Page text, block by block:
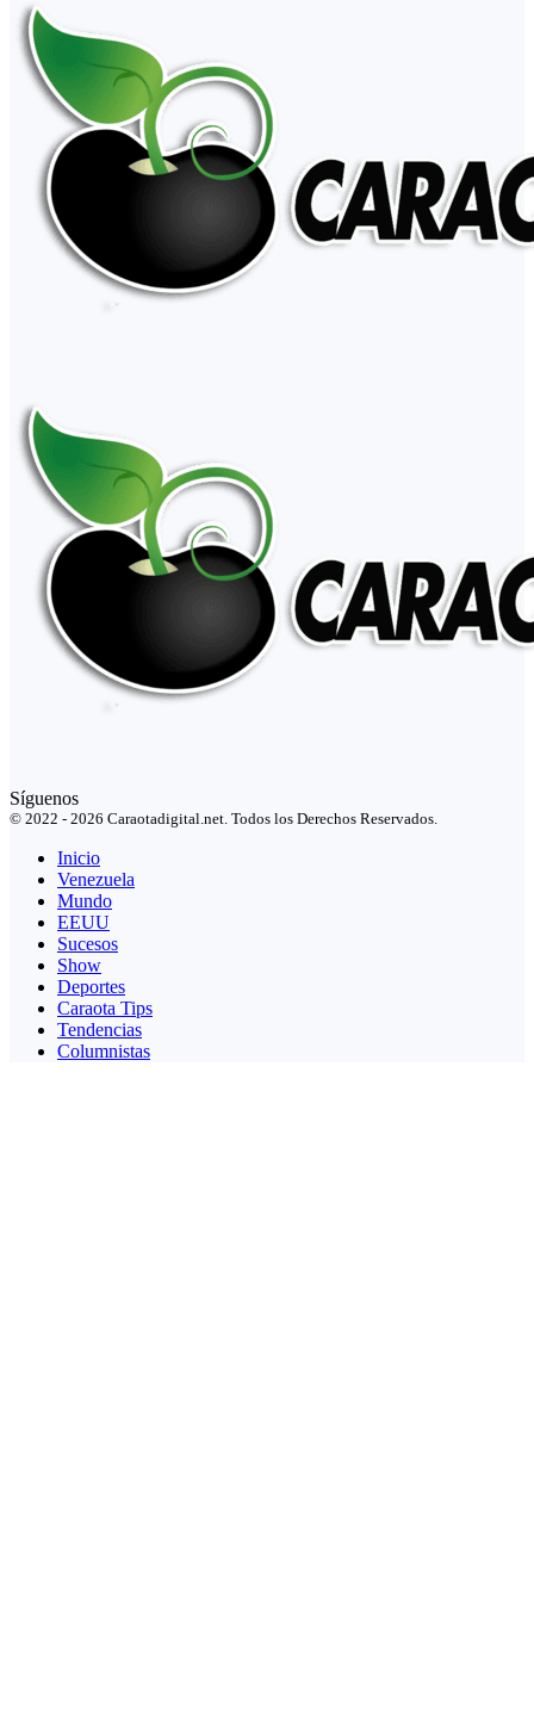
Síguenos
© 2022 - 2026 Caraotadigital.net. Todos los Derechos Reservados.
Inicio
Venezuela
Mundo
EEUU
Sucesos
Show
Deportes
Caraota Tips
Tendencias
Columnistas